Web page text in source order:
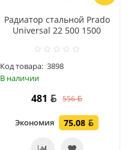
Радиатор стальной Prado
Universal 22 500 1500
Код товара: 3898
В наличии
481 556
Экономия 75.08